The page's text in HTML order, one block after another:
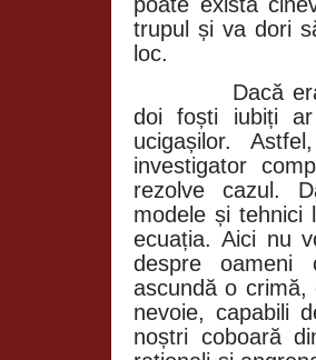
trupul și va dori
loc.
Dacă
doi foști iubiți
ucigașilor.
investigator
rezolve cazul.
modele și tehnici
ecuația. Aici nu
despre oameni
ascundă o
nevoie, capabili
noștri coboară